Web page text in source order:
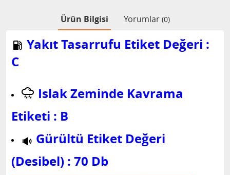
Ürün Bilgisi Yorumlar (0)
Yakıt Tasarrufu Etiket Değeri :
C
Islak Zeminde Kavrama
Etiketi : B
Gürültü Etiket Değeri
(Desibel) : 70 Db